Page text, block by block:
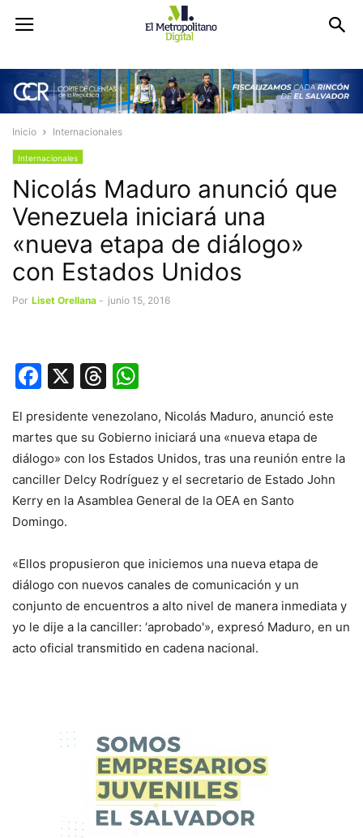
Inicio Internacionales
Internacionales
Nicolás Maduro anunció que
Venezuela iniciará una
«nueva etapa de diálogo»
con Estados Unidos
Por Liset Orellana - junio 15, 2016
Facebook
X Threads
El presidente venezolano, Nicolás Maduro, anunció este
martes que su Gobierno iniciará una «nueva etapa de
diálogo» con los Estados Unidos, tras una reunión entre la
canciller Delcy Rodríguez y el secretario de Estado John
Kerry en la Asamblea General de la OEA en Santo
Domingo.
«Ellos propusieron que iniciemos una nueva etapa de
diálogo con nuevos canales de comunicación y un
conjunto de encuentros a alto nivel de manera inmediata y
yo le dije a la canciller: ‘aprobado'», expresó Maduro, en un
acto oficial transmitido en cadena nacional.